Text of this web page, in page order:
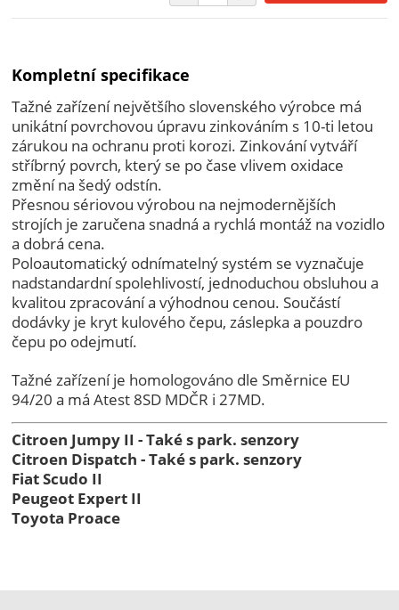
Kompletní specifikace
Tažné zařízení největšího slovenského výrobce má
unikátní povrchovou úpravuzinkováním s 10-ti letou
zárukou na ochranu proti korozi. Zinkování vytváří
stříbrný povrch, který se po čase vlivem oxidace
změní na šedý odstín.
Přesnou sériovou výrobou na nejmodernějších
strojích je zaručena snadná a rychlá montáž na vozidlo
a dobrá cena.
Poloautomatický odnímatelný systém se vyznačuje
nadstandardní spolehlivostí, jednoduchou obsluhou a
kvalitou zpracování a výhodnou cenou. Součástí
dodávky je kryt kulového čepu, záslepka a pouzdro
čepu po odejmutí.
Tažné zařízení je homologováno dle Směrnice EU
94/20 a má Atest 8SD MDČR i 27MD.
Citroen Jumpy II - Také s park. senzory
Citroen Dispatch - Také s park. senzory
Fiat Scudo II
Peugeot Expert II
Toyota Proace